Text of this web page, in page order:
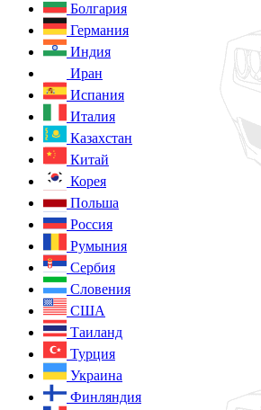
Болгария
Германия
Индия
Иран
Испания
Италия
Казахстан
Китай
Корея
Польша
Россия
Румыния
Сербия
Словения
США
Таиланд
Турция
Украина
Финляндия